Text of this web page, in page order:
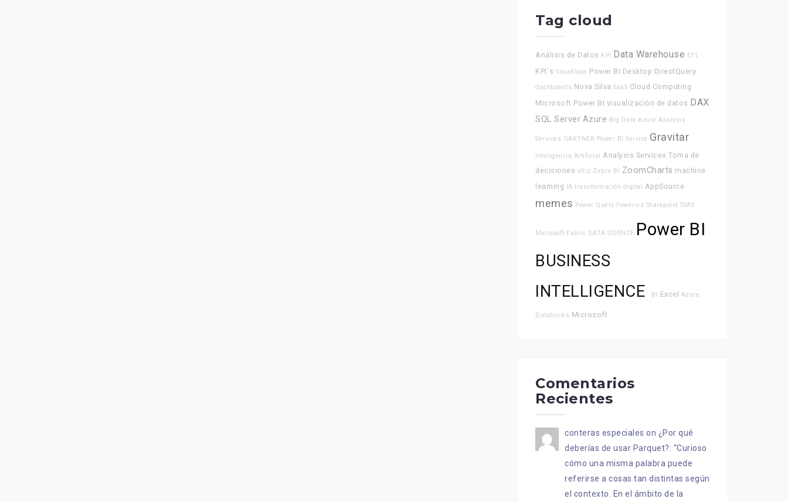
Tag cloud
Análisis de Datos KPI Data Warehouse ETL
KPI´s Snowflake Power BI Desktop DirectQuery
dashboards Nova Silva SaaS Cloud Computing
Microsoft Power BI visualización de datos DAX
SQL Server Azure Big Data Azure Analysis
Services GARTNER Power BI Service Gravitar
Inteligencia Artificial Analysis Services Toma de
decisiones xViz Zebra BI ZoomCharts machine
learning IA transformación digital AppSource
memes Power Query Powerviz Sharepoint SSAS
Microsoft Fabric DATA SCIENCE Power BI
BUSINESS
INTELLIGENCE
BI Excel Azure
Databricks Microsoft
Comentarios
Recientes
conteras especiales on ¿Por qué
deberías de usar Parquet?: “Curioso
cómo una misma palabra puede
referirse a cosas tan distintas según
el contexto. En el ámbito de la